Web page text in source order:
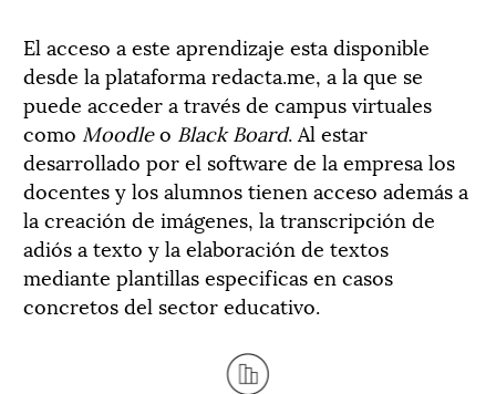
El acceso a este aprendizaje esta disponible
desde la plataforma redacta.me, a la que se
puede acceder a través de campus virtuales
como Moodleo Black Board. Al estar
desarrollado por el software de la empresa los
docentes y los alumnos tienen acceso además a
la creación de imágenes, la transcripción de
adiós a texto y la elaboración de textos
mediante plantillas especificas en casos
concretos del sector educativo.